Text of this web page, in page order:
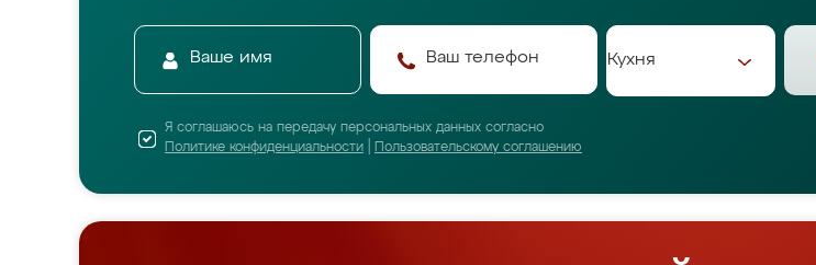
Я соглашаюсь на передачу персональных данных согласно
Политике конфиденциальности
Пользовательскому соглашению